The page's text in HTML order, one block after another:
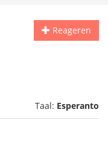
Reageren
Taal: Esperanto